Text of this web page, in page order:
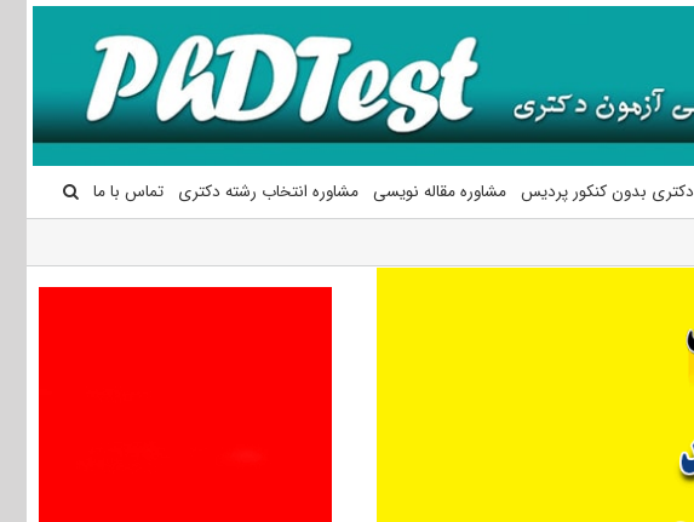
دکتری بدون کنکور پردیس مشاوره مقاله نویسی مشاوره انتخاب رشته دکتری تماس با ما